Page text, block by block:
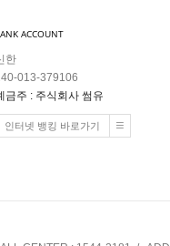
ACCOUNT
한
013-379106
금주 : 주식회사 썸유
인터넷 뱅킹 바로가기